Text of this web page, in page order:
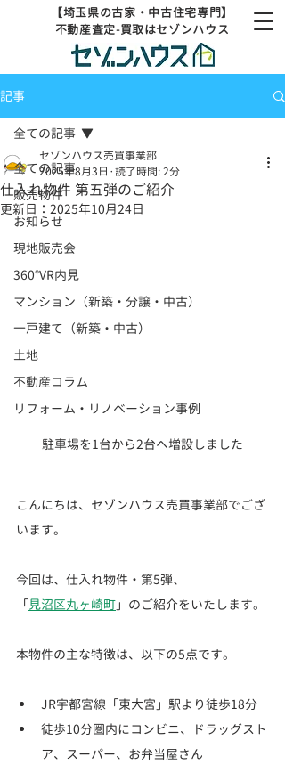
【埼玉県の古家・中古住宅専門】
不動産査定-買取はセゾンハウス
記事
全ての記事
販売物件
お知らせ
現地販売会
360°VR内見
マンション（新築・分譲・中古）
一戸建て（新築・中古）
土地
不動産コラム
リフォーム・リノベーション事例
全ての記事
仕入れ物件 第五弾のご紹介
セゾンハウス売買事業部
2025年8月3日 読了時間: 2分
更新日： 2025年10月24日
駐車場を1台から2台へ増設しました
こんにちは、セゾンハウス売買事業部でござ
います。
今回は、仕入れ物件・第5弾、
「見沼区丸ヶ崎町」のご紹介をいたします。
本物件の主な特徴は、以下の5点です。
JR宇都宮線「東大宮」駅より徒歩18分
徒歩10分圏内にコンビニ、ドラッグスト
ア、スーパー、お弁当屋さん